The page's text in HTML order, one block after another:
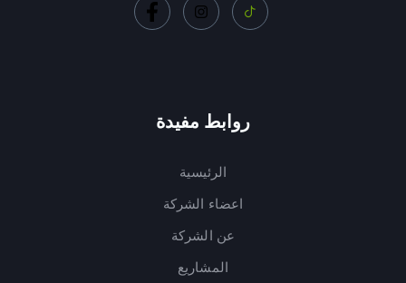
روابط مفيدة
الرئيسية
اعضاء الشركة
عن الشركة
المشاريع